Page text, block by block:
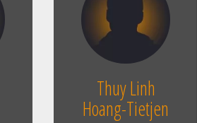
Thuy Linh
Hoang-Tietjen